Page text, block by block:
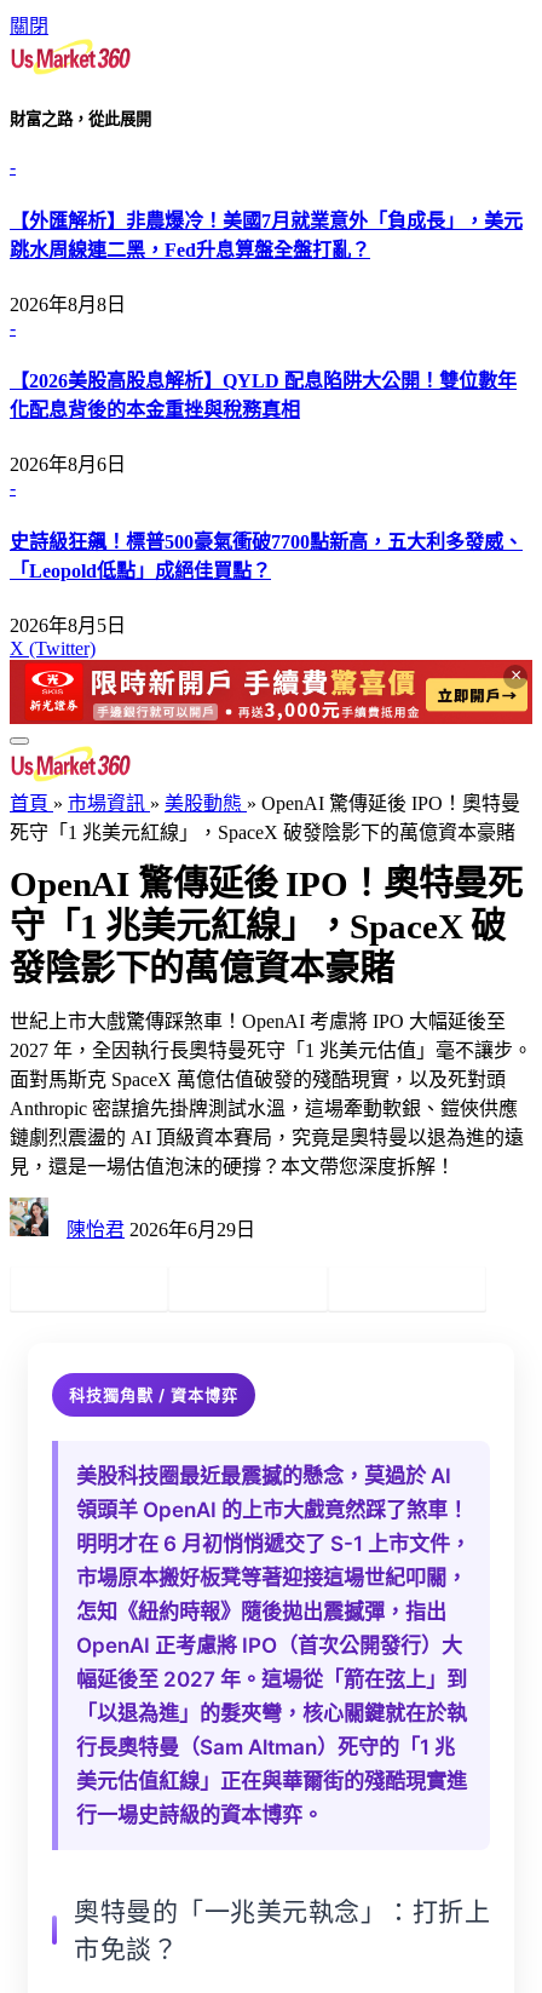
關閉
財富之路，從此展開
-
【外匯解析】非農爆冷！美國7月就業意外「負成長」，美元
跳水周線連二黑，Fed升息算盤全盤打亂？
2026年8月8日
-
【2026美股高股息解析】QYLD 配息陷阱大公開！雙位數年
化配息背後的本金重挫與稅務真相
2026年8月6日
-
史詩級狂飆！標普500豪氣衝破7700點新高，五大利多發威、
「Leopold低點」成絕佳買點？
2026年8月5日
X (Twitter)
×
首頁 » 市場資訊 » 美股動態 » OpenAI 驚傳延後 IPO！奧特曼
死守「1 兆美元紅線」，SpaceX 破發陰影下的萬億資本豪賭
OpenAI 驚傳延後 IPO！奧特曼死
守「1 兆美元紅線」，SpaceX 破
發陰影下的萬億資本豪賭
世紀上市大戲驚傳踩煞車！OpenAI 考慮將 IPO 大幅延後至
2027 年，全因執行長奧特曼死守「1 兆美元估值」毫不讓步。
面對馬斯克 SpaceX 萬億估值破發的殘酷現實，以及死對頭
Anthropic 密謀搶先掛牌測試水溫，這場牽動軟銀、鎧俠供應
鏈劇烈震盪的 AI 頂級資本賽局，究竟是奧特曼以退為進的遠
見，還是一場估值泡沫的硬撐？本文帶您深度拆解！
陳怡君 2026年6月29日
科技獨角獸 / 資本博弈
美股科技圈最近最震撼的懸念，莫過於 AI
領頭羊 OpenAI 的上市大戲竟然踩了煞車！
明明才在 6 月初悄悄遞交了 S-1 上市文件，
市場原本搬好板凳等著迎接這場世紀叩關，
怎知《紐約時報》隨後拋出震撼彈，指出
OpenAI 正考慮將 IPO（首次公開發行）大
幅延後至 2027 年。這場從「箭在弦上」到
「以退為進」的髮夾彎，核心關鍵就在於執
行長奧特曼（Sam Altman）死守的「1 兆
美元估值紅線」正在與華爾街的殘酷現實進
行一場史詩級的資本博弈。
奧特曼的「一兆美元執念」：打折上
市免談？